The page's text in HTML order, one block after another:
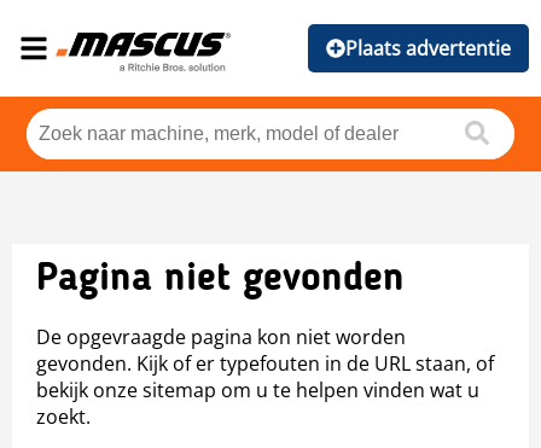
Plaats advertentie
Pagina niet gevonden
De opgevraagde pagina kon niet worden
gevonden. Kijk of er typefouten in de URL staan, of
bekijk onze sitemap om u te helpen vinden wat u
zoekt.